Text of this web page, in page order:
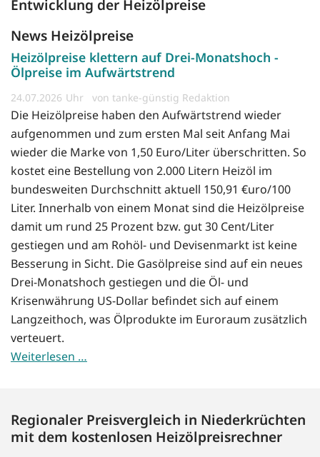
Entwicklung der Heizölpreise
News Heizölpreise
Heizölpreise klettern auf Drei-Monatshoch -
Ölpreise im Aufwärtstrend
24.07.2026 von tanke-günstig Redaktion
Die Heizölpreise haben den Aufwärtstrend wieder
aufgenommen und zum ersten Mal seit Anfang Mai
wieder die Marke von 1,50 Euro/Liter überschritten. So
kostet eine Bestellung von 2.000 Litern Heizöl im
bundesweiten Durchschnitt aktuell 150,91 €uro/100
Liter. Innerhalb von einem Monat sind die Heizölpreise
damit um rund 25 Prozent bzw. gut 30 Cent/Liter
gestiegen und am Rohöl- und Devisenmarkt ist keine
Besserung in Sicht. Die Gasölpreise sind auf ein neues
Drei-Monatshoch gestiegen und die Öl- und
Krisenwährung US-Dollar befindet sich auf einem
Langzeithoch, was Ölprodukte im Euroraum zusätzlich
verteuert.
Weiterlesen …
Regionaler Preisvergleich in Niederkrüchten
mit dem kostenlosen Heizölpreisrechner